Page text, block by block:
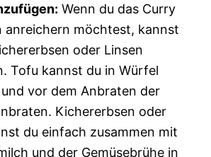
Wenn du das Curry
anreichern möchtest, kannst
oder Linsen
Tofu kannst du in Würfel
vor dem Anbraten der
Kichererbsen oder
du einfach zusammen mit
und der Gemüsebrühe in